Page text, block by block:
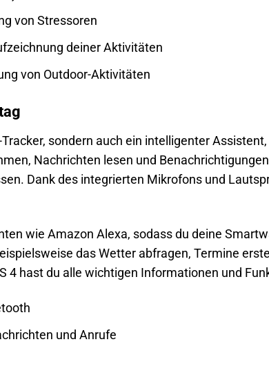
von Stressoren
deiner Aktivitäten
von Outdoor-Aktivitäten
sondern auch ein intelligenter
Nachrichten lesen und
Dank des integrierten Mikrofons und
wie Amazon Alexa, sodass du deine
das Wetter abfragen, Termine
4 hast du alle wichtigen Informationen und
und Anrufe